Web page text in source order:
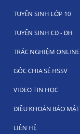
TUYỂN SINH LỚP 10
TUYỂN SINH CĐ - ĐH
TRẮC NGHIỆM ONLINE
GÓC CHIA SẺ HSSV
VIDEO TIN HỌC
ĐIỀU KHOẢN BẢO MẬT
LIÊN HỆ